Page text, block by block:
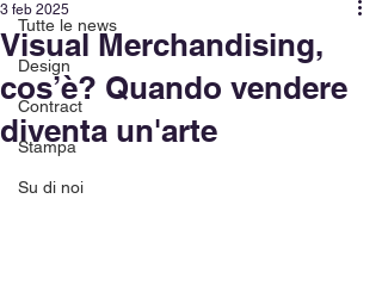
Tutte le news
Design
Contract
Stampa
Su di noi
Visual Merchandising,
cos’è? Quando vendere
diventa un'arte
3 feb 2025